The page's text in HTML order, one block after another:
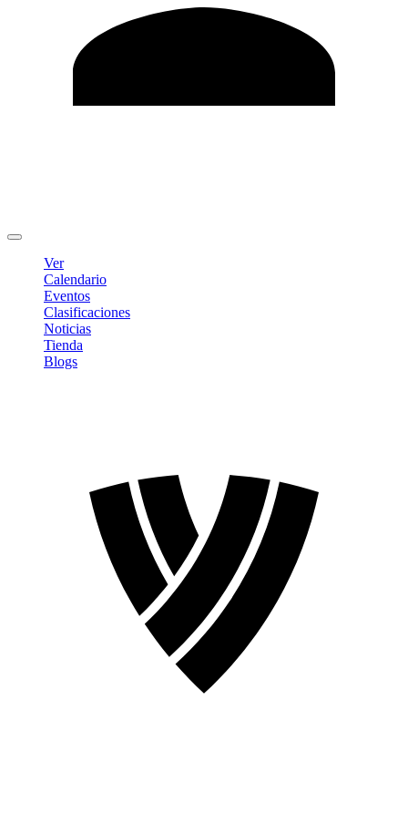
Ver
Calendario
Eventos
Clasificaciones
Noticias
Tienda
Blogs